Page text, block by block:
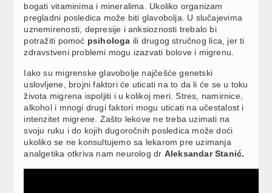
bogati vitaminima i mineralima. Ukoliko organizam
pregladni posledica može biti glavobolja. U slučajevima
uznemirenosti, depresije i anksioznosti trebalo bi
potražiti pomoć psihologa ili drugog stručnog lica, jer ti
zdravstveni problemi mogu izazvati bolove i migrenu.
Iako su migrenske glavobolje najčešće genetski
uslovljene, brojni faktori će uticati na to da li će se u toku
života migrena ispoljiti i u kolikoj meri. Stres, namirnice,
alkohol i mnogi drugi faktori mogu uticati na učestalost i
intenzitet migrene. Zašto lekove ne treba uzimati na
svoju ruku i do kojih dugoročnih posledica može doći
ukoliko se ne konsultujemo sa lekarom pre uzimanja
analgetika otkriva nam neurolog dr Aleksandar Stanić.